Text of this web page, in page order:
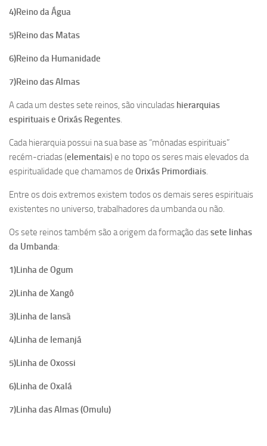
4)Reino da Água
5)Reino das Matas
6)Reino da Humanidade
7)Reino das Almas
A cada um destes sete reinos, são vinculadas hierarquias
espirituais e Orixás Regentes.
Cada hierarquia possui na sua base as “mônadas espirituais”
recém-criadas (elementais) e no topo os seres mais elevados da
espiritualidade que chamamos de Orixás Primordiais.
Entre os dois extremos existem todos os demais seres espirituais
existentes no universo, trabalhadores da umbanda ou não.
Os sete reinos também são a origem da formação dassete linhas
da Umbanda:
1)Linha de Ogum
2)Linha de Xangô
3)Linha de Iansã
4)Linha de Iemanjá
5)Linha de Oxossi
6)Linha de Oxalá
7)Linha das Almas (Omulu)